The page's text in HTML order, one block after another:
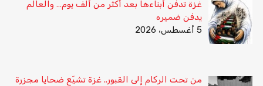
غزة تدفن أبناءها بعد أكثر من ألف يوم… والعالم
يدفن ضميره
5 أغسطس، 2026
من تحت الركام إلى القبور.. غزة تشيّع ضحايا مجزرة